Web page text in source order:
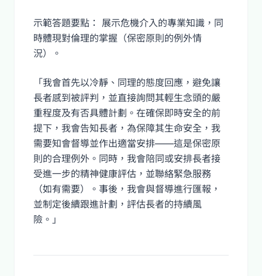
示範答題要點： 展示危機介入的專業知識，同
時體現對倫理的掌握（保密原則的例外情
況）。
「我會首先以冷靜、同理的態度回應，避免讓
長者感到被評判，並直接詢問其輕生念頭的嚴
重程度及有否具體計劃。在確保即時安全的前
提下，我會告知長者，為保障其生命安全，我
需要知會督導並作出適當安排——這是保密原
則的合理例外。同時，我會陪同或安排長者接
受進一步的精神健康評估，並聯絡緊急服務
（如有需要）。事後，我會與督導進行匯報，
並制定後續跟進計劃，評估長者的持續風
險。」